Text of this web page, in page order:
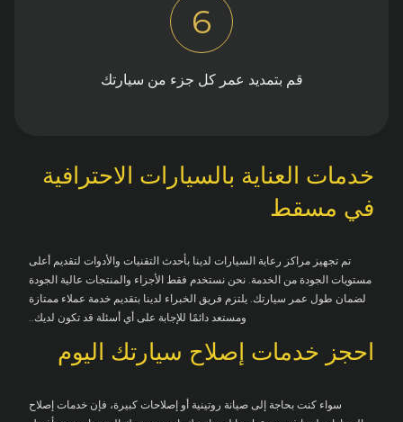
6
قم بتمديد عمر كل جزء من سيارتك
خدمات العناية بالسيارات الاحترافية
في مسقط
تم تجهيز مراكز رعاية السيارات لدينا بأحدث التقنيات والأدوات لتقديم أعلى
مستويات الجودة من الخدمة. نحن نستخدم فقط الأجزاء والمنتجات عالية الجودة
لضمان طول عمر سيارتك. يلتزم فريق الخبراء لدينا بتقديم خدمة عملاء ممتازة
ومستعد دائمًا للإجابة على أي أسئلة قد تكون لديك..
احجز خدمات إصلاح سيارتك اليوم
سواء كنت بحاجة إلى صيانة روتينية أو إصلاحات كبيرة، فإن خدمات إصلاح